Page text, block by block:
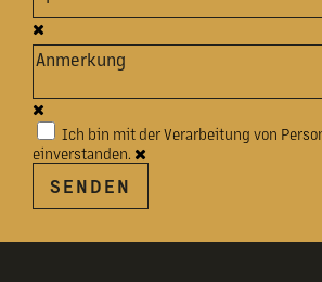
Ich bin mit der Verarbeitung von
einverstanden.
SENDEN